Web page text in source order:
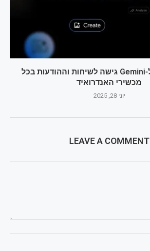
גוגל תאפשר ל-Gemini גישה לשיחות וההודעות בכל
מכשירי האנדרואיד
יוני 28, 2025
LEAVE A COMMENT